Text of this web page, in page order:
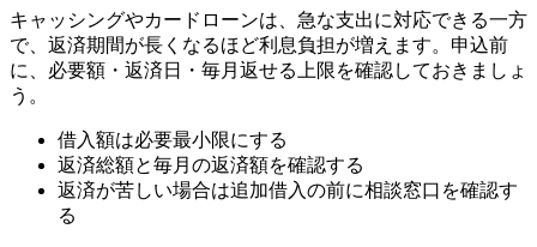
キャッシングやカードローンは、急な支出に対応できる一方
で、返済期間が長くなるほど利息負担が増えます。申込前
に、必要額・返済日・毎月返せる上限を確認しておきましょ
う。
借入額は必要最小限にする
返済総額と毎月の返済額を確認する
返済が苦しい場合は追加借入の前に相談窓口を確認す
る